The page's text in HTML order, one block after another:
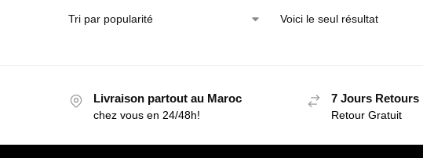
Voici le seul résultat
Livraison partout au Maroc
chez vous en 24/48h!
7 Jours Retours
Retour Gratuit